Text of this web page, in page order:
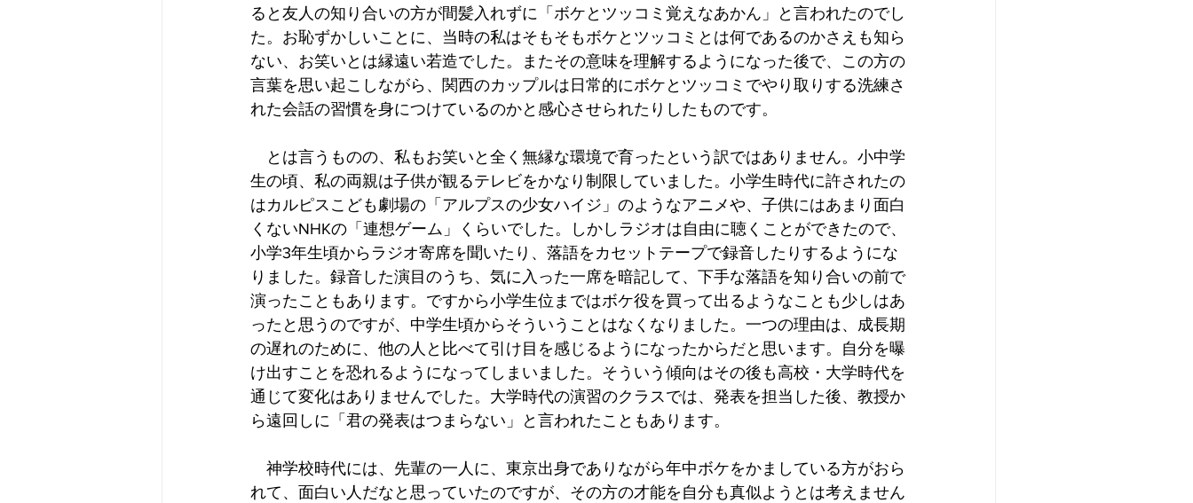
ると友人の知り合いの方が間髪入れずに「ボケとツッコミ覚えなあかん」と言われたのでし
た。お恥ずかしいことに、当時の私はそもそもボケとツッコミとは何であるのかさえも知ら
ない、お笑いとは縁遠い若造でした。またその意味を理解するようになった後で、この方の
言葉を思い起こしながら、関西のカップルは日常的にボケとツッコミでやり取りする洗練さ
れた会話の習慣を身につけているのかと感心させられたりしたものです。
とは言うものの、私もお笑いと全く無縁な環境で育ったという訳ではありません。小中学
生の頃、私の両親は子供が観るテレビをかなり制限していました。小学生時代に許されたの
はカルピスこども劇場の「アルプスの少女ハイジ」のようなアニメや、子供にはあまり面白
くないNHKの「連想ゲーム」くらいでした。しかしラジオは自由に聴くことができたので、
小学3年生頃からラジオ寄席を聞いたり、落語をカセットテープで録音したりするようにな
りました。録音した演目のうち、気に入った一席を暗記して、下手な落語を知り合いの前で
演ったこともあります。ですから小学生位まではボケ役を買って出るようなことも少しはあ
ったと思うのですが、中学生頃からそういうことはなくなりました。一つの理由は、成長期
の遅れのために、他の人と比べて引け目を感じるようになったからだと思います。自分を曝
け出すことを恐れるようになってしまいました。そういう傾向はその後も高校・大学時代を
通じて変化はありませんでした。大学時代の演習のクラスでは、発表を担当した後、教授か
ら遠回しに「君の発表はつまらない」と言われたこともあります。
神学校時代には、先輩の一人に、東京出身でありながら年中ボケをかましている方がおら
れて、面白い人だなと思っていたのですが、その方の才能を自分も真似ようとは考えません